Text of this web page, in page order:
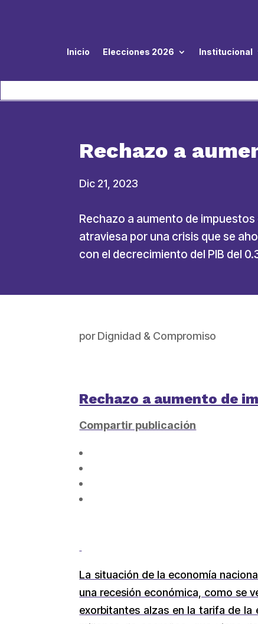
Inicio Elecciones 2026 Institucional
Rechazo a
Dic 21, 2023
Rechazo a aumento de
atraviesa por una crisis que se
con el decrecimiento del PIB del
porDignidad & Compromiso
Rechazo a aumento de
Compartir publicación
La situación de la economía
una recesión económica, como se
exorbitantes alzas en la tarifa de la